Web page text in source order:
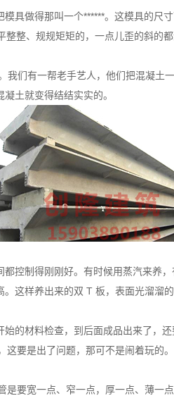
做得那叫一个******。这模具的尺
整、规规矩矩的，一点儿歪的斜的都
们有一帮老手艺人，他们把混凝土
土就变得结结实实的。
制得刚刚好。有时候用蒸汽来养
这样养出来的双 T 板，表面光溜溜
材料检查，到后面成品出来了，还
要是出了问题，那可不是闹着玩的。
要宽一点、窄一点，厚一点、薄一